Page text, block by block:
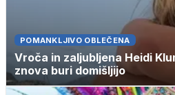
POMANKLJIVO OBLEČENA
Vroča in zaljubljena Heidi
znova buri domišljijo